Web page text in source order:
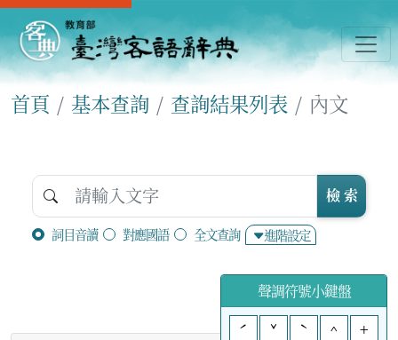
首頁 基本查詢 查詢結果列表 內文
詞目音讀 對應國語 全文查詢 進階設定
檢 索
聲調符號小鍵盤
ˊ
ˇ ˋ ^ +